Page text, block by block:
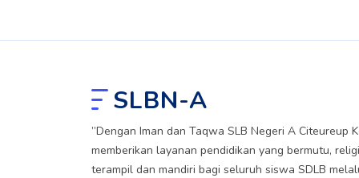
SLBN-A
”Dengan Iman dan Taqwa SLB Negeri A Citeureup
memberikan layanan pendidikan yang bermutu,
terampil dan mandiri bagi seluruh siswa SDLB